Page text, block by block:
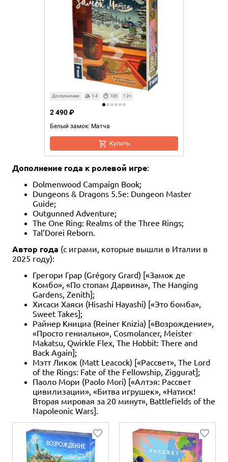
Дополнение 1-4 100 12+
Белый замок: Матча
2 490 ₽
Купить
Дополнение года к ролевой игре:
Dolmenwood Campaign Book;
Dungeons & Dragons 5.5e: Dungeon Master
Guide;
Outgunned Adventure;
The One Ring: Realms of the Three Rings;
Tal’Dorei Reborn.
Автор года (с играми, которые вышли в Италии в
2025 году):
Грегори Грар (Grégory Grard) [«Замок де
Комбо», «По стопам Дарвина», The Hanging
Gardens, Zenith];
Хисаси Хаяси (Hisashi Hayashi) [«Это бомба»,
Sweet Takes];
Райнер Книциа (Reiner Knizia) [«Возрождение»,
«Просто гениально», Cosmolancer, Meister
Makatsu, Qwirkle Flex, The Hobbit: There and
Back Again];
Мэтт Ликок (Matt Leacock) [«Рассвет», The Lord
of the Rings: Fate of the Fellowship, Ziggurat];
Паоло Мори (Paolo Mori) [«Алтэя: Рассвет
цивилизации», «Битва игрушек», «Натиск!
Вторая мировая за 20 минут», Battlefields of the
Napoleonic Wars].